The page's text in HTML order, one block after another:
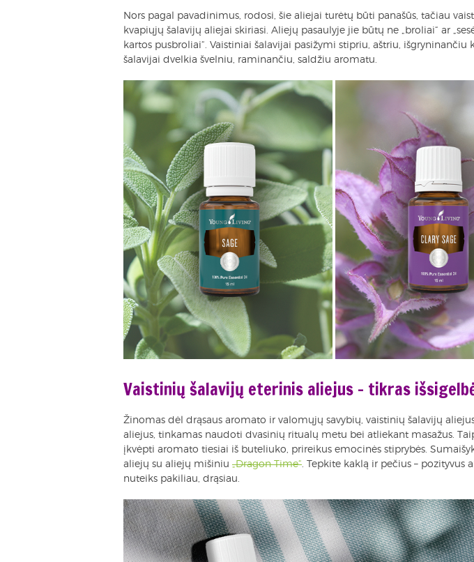
Nors pagal pavadinimus, rodosi, šie aliejai turėtų būti panašūs, tačiau
kvapiųjų šalavijų aliejai skiriasi. Aliejų pasaulyje jie būtų ne „broliai“ ar
kartos pusbroliai“. Vaistiniai šalavijai pasižymi stipriu, aštriu, išgryninančiu
šalavijai dvelkia švelniu, raminančiu, saldžiu aromatu.
Vaistinių šalavijų eterinis aliejus – tikras
Žinomas dėl drąsaus aromato ir valomųjų savybių, vaistinių šalavijų
aliejus, tinkamas naudoti dvasinių ritualų metu bei atliekant masažus.
įkvėpti aromato tiesiai iš buteliuko, prireikus emocinės stiprybės.
aliejų su aliejų mišiniu „Dragon Time“ . Tepkite kaklą ir pečius – pozityvus
nuteiks pakiliau, drąsiau.